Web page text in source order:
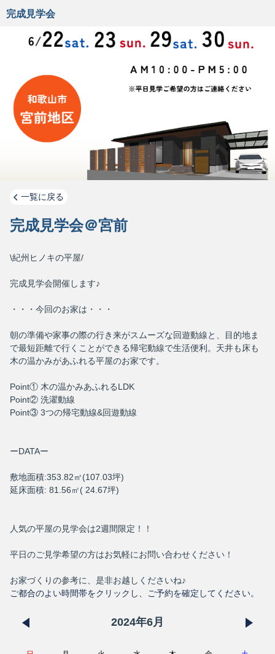
完成見学会
一覧に戻る
完成見学会＠宮前
\紀州ヒノキの平屋/
完成見学会開催します♪
・・・今回のお家は・・・
朝の準備や家事の際の行き来がスムーズな回遊動線と、目的地ま
で最短距離で行くことができる帰宅動線で生活便利。天井も床も
木の温かみがあふれる平屋のお家です。
Point① 木の温かみあふれるLDK
Point② 洗濯動線
Point③ 3つの帰宅動線&回遊動線
ーDATAー
敷地面積:353.82㎡(107.03坪)
延床面積: 81.56㎡( 24.67坪)
人気の平屋の見学会は2週間限定！！
平日のご見学希望の方はお気軽にお問い合わせください！
お家づくりの参考に、是非お越しくださいね♪
ご都合のよい時間帯をクリックし、ご予約を確定してください。
2024年6月